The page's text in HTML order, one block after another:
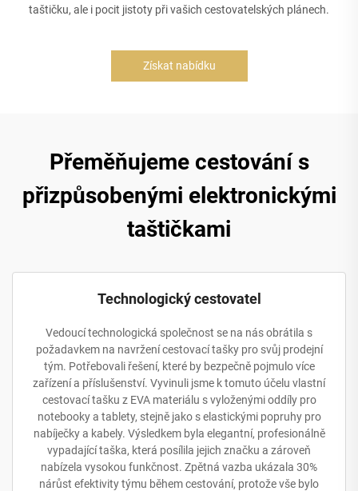
taštičku, ale i pocit jistoty při vašich cestovatelských plánech.
Získat nabídku
Přeměňujeme cestování s
přizpůsobenými elektronickými
taštičkami
Technologický cestovatel
Vedoucí technologická společnost se na nás obrátila s
požadavkem na navržení cestovací tašky pro svůj prodejní
tým. Potřebovali řešení, které by bezpečně pojmulo více
zařízení a příslušenství. Vyvinuli jsme k tomuto účelu vlastní
cestovací tašku z EVA materiálu s vyloženými oddíly pro
notebooky a tablety, stejně jako s elastickými popruhy pro
nabíječky a kabely. Výsledkem byla elegantní, profesionálně
vypadající taška, která posílila jejich značku a zároveň
nabízela vysokou funkčnost. Zpětná vazba ukázala 30%
nárůst efektivity týmu během cestování, protože vše bylo